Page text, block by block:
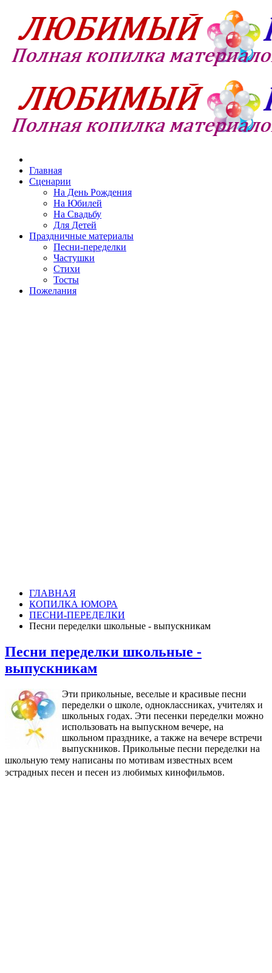
Главная
Сценарии
На День Рождения
На Юбилей
На Свадьбу
Для Детей
Праздничные материалы
Песни-переделки
Частушки
Стихи
Тосты
Пожелания
ГЛАВНАЯ
КОПИЛКА ЮМОРА
ПЕСНИ-ПЕРЕДЕЛКИ
Песни переделки школьные - выпускникам
Песни переделки школьные -
выпускникам
Эти прикольные, веселые и красивые песни
переделки о школе, одноклассниках, учителях и
школьных годах. Эти песенки переделки можно
использовать на выпускном вечере, на
школьном празднике, а также на вечере встречи
выпускников. Прикольные песни переделки на
школьную тему написаны по мотивам известных всем
эстрадных песен и песен из любимых кинофильмов.